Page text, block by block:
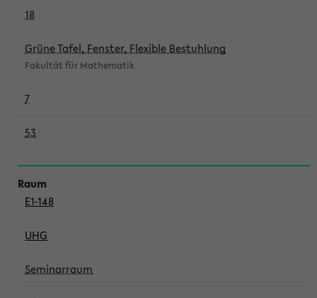
18
Grüne Tafel, Fenster, Flexible Bestuhlung
Fakultät für Mathematik
7
53
E1-148
UHG
Seminarraum